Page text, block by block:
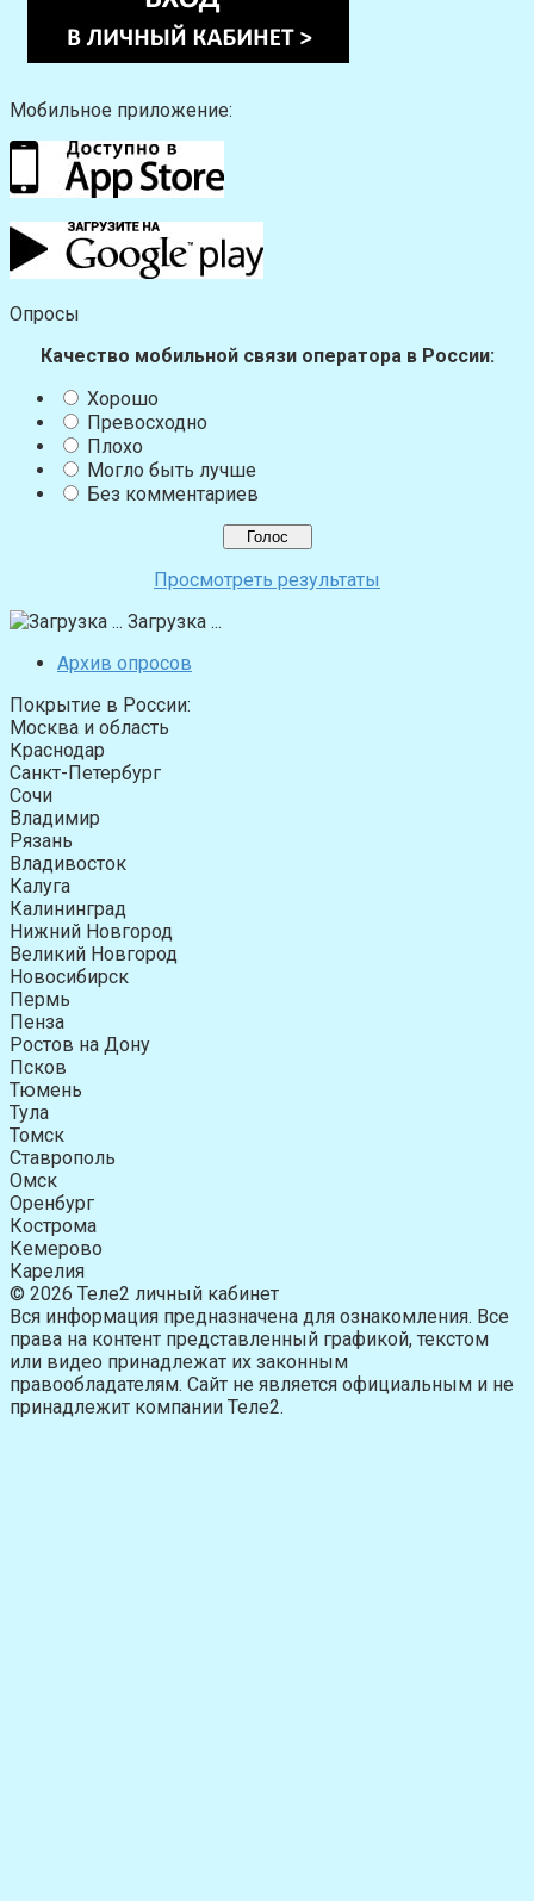
Мобильное приложение:
Опросы
Качество мобильной связи оператора в России:
Хорошо
Превосходно
Плохо
Могло быть лучше
Без комментариев
Просмотреть результаты
Загрузка ...
Архив опросов
Покрытие в России:
Москва и область
Краснодар
Санкт-Петербург
Сочи
Владимир
Рязань
Владивосток
Калуга
Калининград
Нижний Новгород
Великий Новгород
Новосибирск
Пермь
Пенза
Ростов на Дону
Псков
Тюмень
Тула
Томск
Ставрополь
Омск
Оренбург
Кострома
Кемерово
Карелия
© 2026 Теле2 личный кабинет
Вся информация предназначена для ознакомления. Все
права на контент представленный графикой, текстом
или видео принадлежат их законным
правообладателям. Сайт не является официальным и не
принадлежит компании Теле2.